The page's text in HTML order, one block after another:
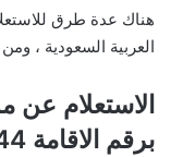
هناك عدة طرق
العربية السعودية ،
الاستعلام
برقم الاقامة 1444